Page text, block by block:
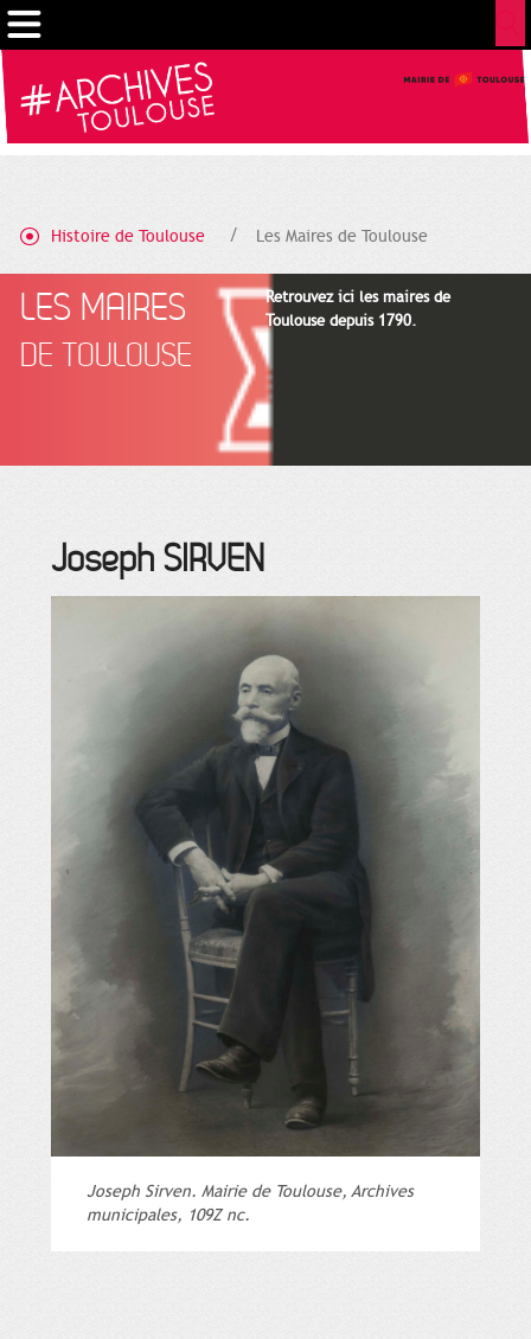
Histoire de Toulouse Les Maires de Toulouse
LES MAIRES
DE TOULOUSE
Retrouvez ici les maires de
Toulouse depuis 1790.
Joseph SIRVEN
Joseph Sirven. Mairie de Toulouse, Archives
municipales, 109Z nc.
Cookies management panel